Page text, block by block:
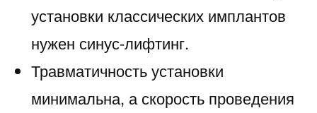
установки классических имплантов
нужен синус-лифтинг.
Травматичность установки
минимальна, а скорость проведения